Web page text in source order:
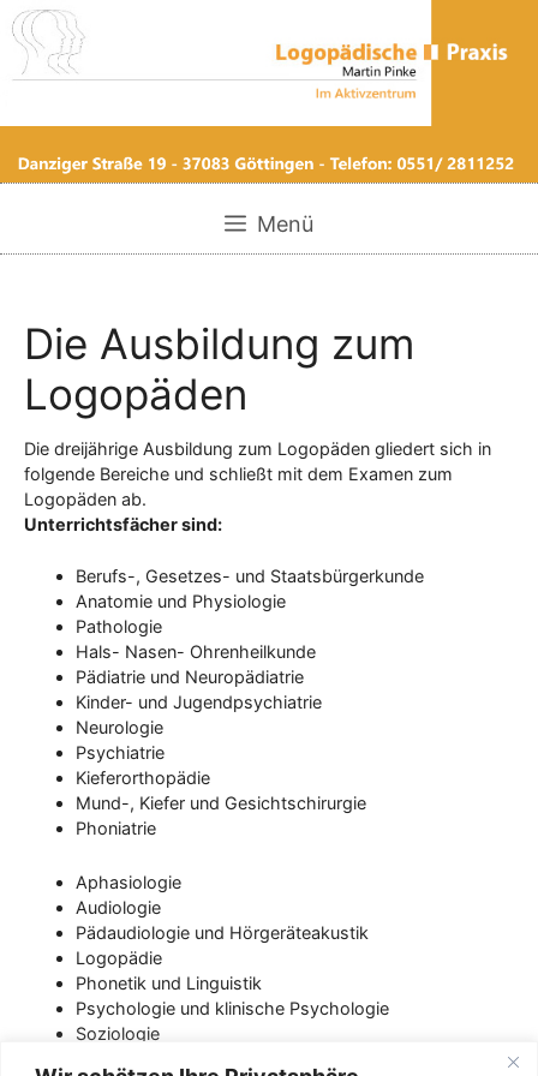
Zum
Inhalt
springen
Menü
Die Ausbildung zum
Logopäden
Die dreijährige Ausbildung zum Logopäden gliedert sich in
folgende Bereiche und schließt mit dem Examen zum
Logopäden ab.
Unterrichtsfächer sind:
Berufs-, Gesetzes- und Staatsbürgerkunde
Anatomie und Physiologie
Pathologie
Hals- Nasen- Ohrenheilkunde
Pädiatrie und Neuropädiatrie
Kinder- und Jugendpsychiatrie
Neurologie
Psychiatrie
Kieferorthopädie
Mund-, Kiefer und Gesichtschirurgie
Phoniatrie
Aphasiologie
Audiologie
Pädaudiologie und Hörgeräteakustik
Logopädie
Phonetik und Linguistik
Psychologie und klinische Psychologie
Soziologie